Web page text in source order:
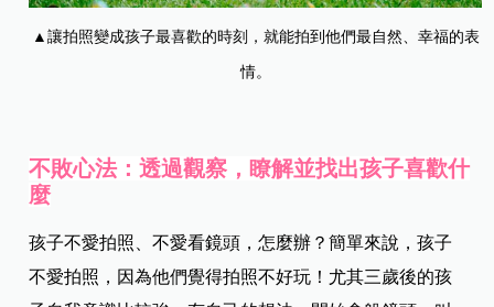
▲讓拍照變成孩子最喜歡的時刻，就能拍到他們最自然、幸福的表
情。
不敗心法：透過觀察，瞭解並找出孩子喜歡什
麼
孩子不愛拍照、不愛看鏡頭，怎麼辦？簡單來說，孩子
不愛拍照，因為他們覺得拍照不好玩！尤其三歲後的孩